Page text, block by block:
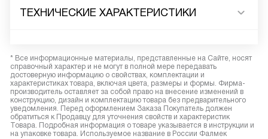
ТЕХНИЧЕСКИЕ ХАРАКТЕРИСТИКИ
* Все информационные материалы, представленные на Сайте, носят
справочный характер и не могут в полной мере передавать
достоверную информацию о свойствах, комплектации и
характеристиках товара, включая цвета, размеры и формы. Фирма-
производитель оставляет за собой право на внесение изменений в
конструкцию, дизайн и комплектацию товара без предварительного
уведомления. Перед оформлением Заказа Покупатель должен
обратиться к Продавцу для уточнения свойств и характеристик
Товара. Подробная информация о товаре указывается в инструкции и
на упаковке товара. Используемое название в России Фалмек